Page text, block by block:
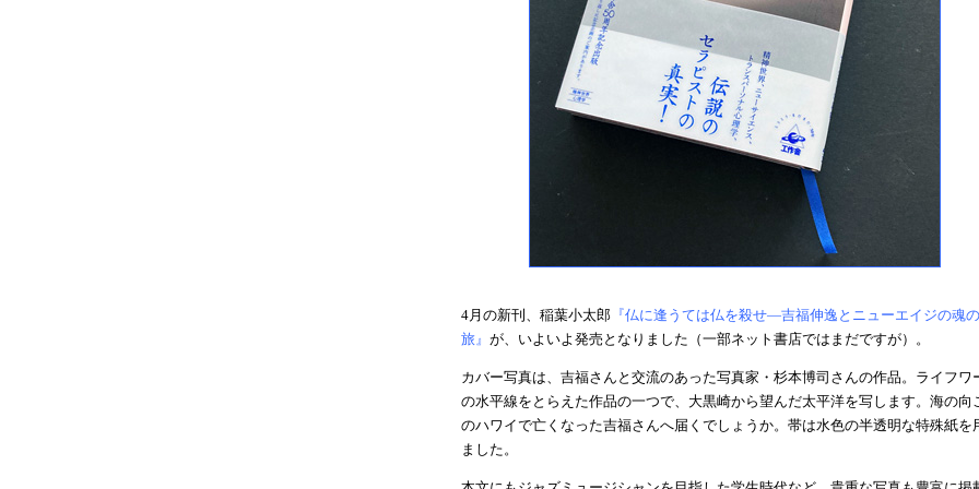
4月の新刊、稲葉小太郎 『仏に逢うては仏を殺せ—吉福伸逸とニューエイジの魂の
旅』 が、いよいよ発売となりました（一部ネット書店ではまだですが）。
カバー写真は、吉福さんと交流のあった写真家・杉本博司さんの作品。ライフワ
の水平線をとらえた作品の一つで、大黒崎から望んだ太平洋を写します。海の向
のハワイで亡くなった吉福さんへ届くでしょうか。帯は水色の半透明な特殊紙を
ました。